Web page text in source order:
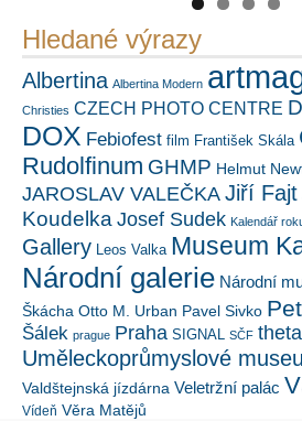
Hledané výrazy
Albertina Albertina Modern
Christies CZECH PHOTO CENTRE
DOX Febiofest film František Skála
Rudolfinum GHMP Helmut
JAROSLAV VALEČKA Jiří Fajt
Koudelka Josef Sudek Kalendář
Gallery Leos Valka Museum
Národní galerie Národní
Škácha Otto M. Urban Pavel Sivko
Šálek prague Praha SIGNAL SČF
Uměleckoprůmyslové
Valdštejnská jízdárna Veletržní palác
Vídeň Věra Matějů